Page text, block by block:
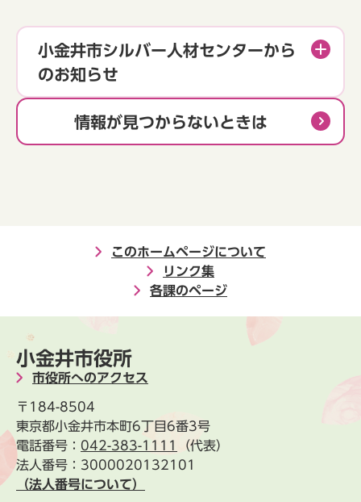
小金井市シルバー人材センターから
のお知らせ
情報が見つからないときは
このホームページについて
リンク集
各課のページ
小金井市役所
市役所へのアクセス
〒184-8504
東京都小金井市本町6丁目6番3号
電話番号： 042-383-1111
（代表）
法人番号：3000020132101
（法人番号について）